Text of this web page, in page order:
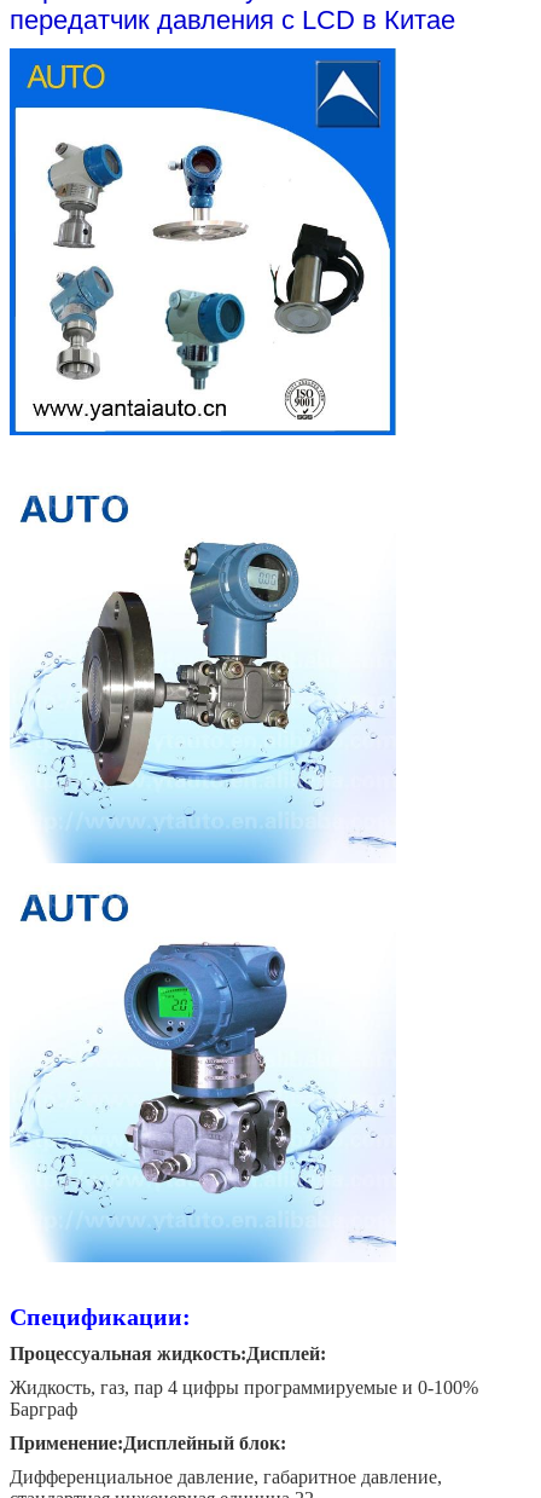
передатчик давления с LCD в Китае
Спецификации:
Процессуальная жидкость:Дисплей:
Жидкость, газ, пар 4 цифры программируемые и 0-100%
Барграф
Применение:Дисплейный блок:
Дифференциальное давление, габаритное давление,